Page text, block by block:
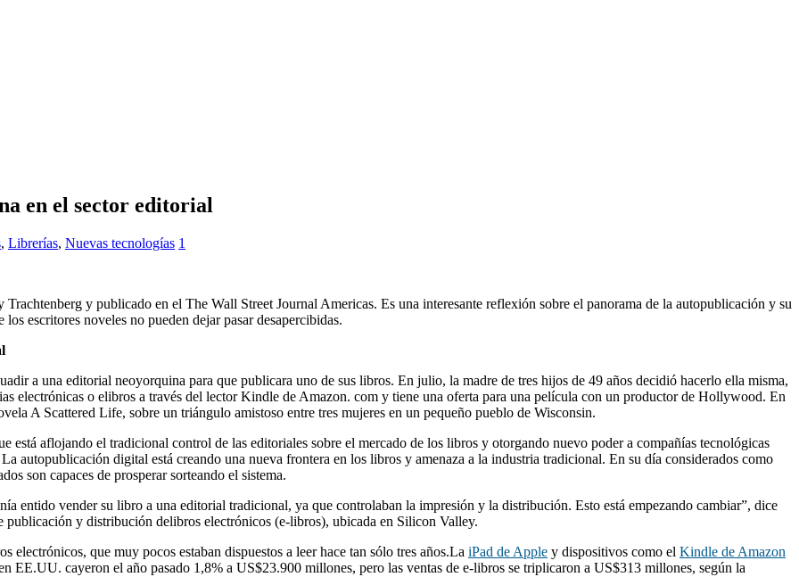
en el sector editorial
, Librerías, Nuevas tecnologías 1
y publicado en el The Wall Street Journal Americas. Es una interesante reflexión sobre el panorama de la autopublicación y su
escritores noveles no pueden dejar pasar desapercibidas.
a una editorial neoyorquina para que publicara uno de sus libros. En julio, la madre de tres hijos de 49 años decidió hacerlo ella misma,
electrónicas o elibros a través del lector Kindle de Amazon. com y tiene una oferta para una película con un productor de Hollywood. En
A Scattered Life, sobre un triángulo amistoso entre tres mujeres en un pequeño pueblo de Wisconsin.
está aflojando el tradicional control de las editoriales sobre el mercado de los libros y otorgando nuevo poder a compañías tecnológicas
autopublicación digital está creando una nueva frontera en los libros y amenaza a la industria tradicional. En su día considerados como
son capaces de prosperar sorteando el sistema.
entido vender su libro a una editorial tradicional, ya que controlaban la impresión y la distribución. Esto está empezando cambiar”, dice
publicación y distribución delibros electrónicos (e-libros), ubicada en Silicon Valley.
que muy pocos estaban dispuestos a leer hace tan sólo tres años.La iPad de Apple y dispositivos como el Kindle de Amazon
EE.UU. cayeron el año pasado 1,8% a US$23.900 millones, pero las ventas de e-libros se triplicaron a US$313 millones, según la